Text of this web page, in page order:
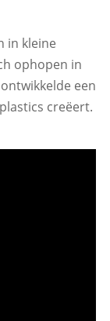
in kleine
ophopen in
een
creëert.